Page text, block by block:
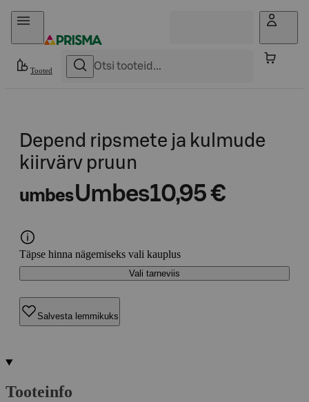
Otse sisu juurde
Tooted
Depend ripsmete ja kulmude
kiirvärv pruun
umbesUmbes10,95 €
Täpse hinna nägemiseks vali kauplus
Vali tarneviis
Salvesta lemmikuks
Tooteinfo